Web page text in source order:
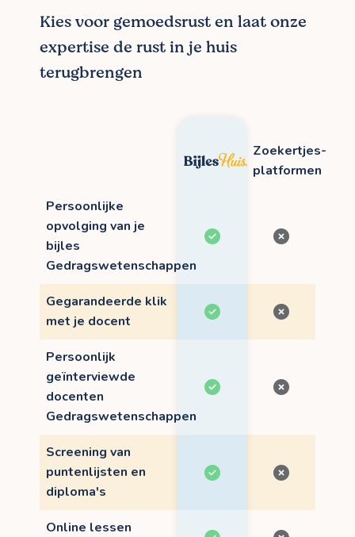
Kies voor gemoedsrust en laat onze
expertise de rust in je huis
terugbrengen
Zoekertjes-
platformen
Persoonlijke
opvolging van je
bijles
Gedragswetenschappen
Gegarandeerde klik
met je docent
Persoonlijk
geïnterviewde
docenten
Gedragswetenschappen
Screening van
puntenlijsten en
diploma's
Online lessen